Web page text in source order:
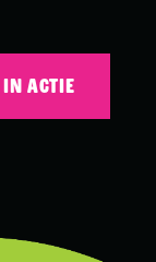
ACTIE